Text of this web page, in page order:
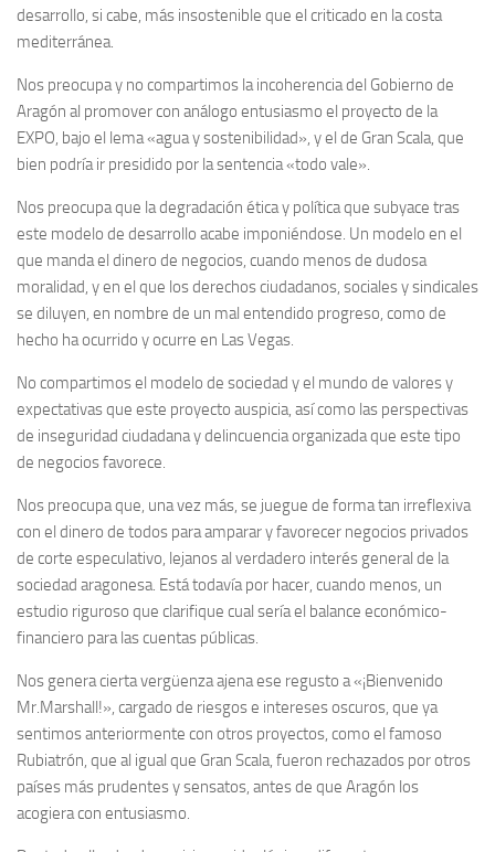
desarrollo, si cabe, más insostenible que el criticado en la costa
mediterránea.
Nos preocupa y no compartimos la incoherencia del Gobierno de
Aragón al promover con análogo entusiasmo el proyecto de la
EXPO, bajo el lema «agua y sostenibilidad», y el de Gran Scala, que
bien podría ir presidido por la sentencia «todo vale».
Nos preocupa que la degradación ética y política que subyace tras
este modelo de desarrollo acabe imponiéndose. Un modelo en el
que manda el dinero de negocios, cuando menos de dudosa
moralidad, y en el que los derechos ciudadanos, sociales y sindicales
se diluyen, en nombre de un mal entendido progreso, como de
hecho ha ocurrido y ocurre en Las Vegas.
No compartimos el modelo de sociedad y el mundo de valores y
expectativas que este proyecto auspicia, así como las perspectivas
de inseguridad ciudadana y delincuencia organizada que este tipo
de negocios favorece.
Nos preocupa que, una vez más, se juegue de forma tan irreflexiva
con el dinero de todos para amparar y favorecer negocios privados
de corte especulativo, lejanos al verdadero interés general de la
sociedad aragonesa. Está todavía por hacer, cuando menos, un
estudio riguroso que clarifique cual sería el balance económico-
financiero para las cuentas públicas.
Nos genera cierta vergüenza ajena ese regusto a «¡Bienvenido
Mr.Marshall!», cargado de riesgos e intereses oscuros, que ya
sentimos anteriormente con otros proyectos, como el famoso
Rubiatrón, que al igual que Gran Scala, fueron rechazados por otros
países más prudentes y sensatos, antes de que Aragón los
acogiera con entusiasmo.